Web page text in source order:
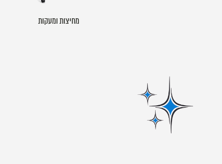
מחיצות ומעקות